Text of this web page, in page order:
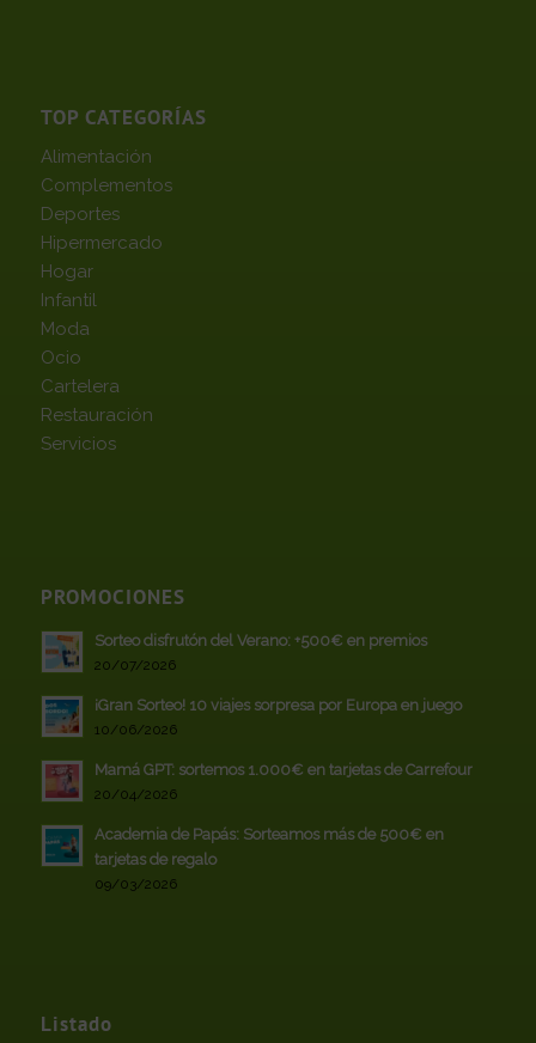
TOP CATEGORÍAS
Alimentación
Complementos
Deportes
Hipermercado
Hogar
Infantil
Moda
Ocio
Cartelera
Restauración
Servicios
PROMOCIONES
Sorteo disfrutón del Verano: +500€ en premios
20/07/2026
¡Gran Sorteo! 10 viajes sorpresa por Europa en juego
10/06/2026
Mamá GPT: sortemos 1.000€ en tarjetas de Carrefour
20/04/2026
Academia de Papás: Sorteamos más de 500€ en
tarjetas de regalo
09/03/2026
Listado